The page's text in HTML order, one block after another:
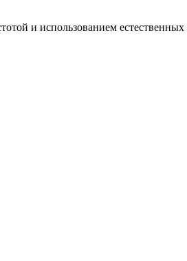
и использованием